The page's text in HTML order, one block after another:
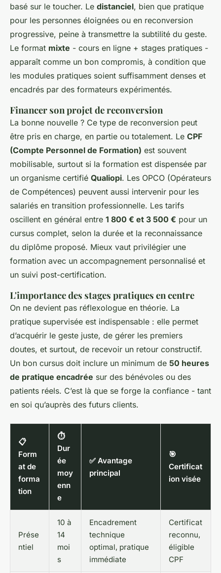
basé sur le toucher. Le distanciel, bien que pratique
pour les personnes éloignées ou en reconversion
progressive, peine à transmettre la subtilité du geste.
Le format mixte - cours en ligne + stages pratiques -
apparaît comme un bon compromis, à condition que
les modules pratiques soient suffisamment denses et
encadrés par des formateurs expérimentés.
Financer son projet de reconversion
La bonne nouvelle ? Ce type de reconversion peut
être pris en charge, en partie ou totalement. Le CPF
(Compte Personnel de Formation) est souvent
mobilisable, surtout si la formation est dispensée par
un organisme certifié Qualiopi. Les OPCO (Opérateurs
de Compétences) peuvent aussi intervenir pour les
salariés en transition professionnelle. Les tarifs
oscillent en général entre 1 800 € et 3 500 € pour un
cursus complet, selon la durée et la reconnaissance
du diplôme proposé. Mieux vaut privilégier une
formation avec un accompagnement personnalisé et
un suivi post-certification.
L'importance des stages pratiques en centre
On ne devient pas réflexologue en théorie. La
pratique supervisée est indispensable : elle permet
d’acquérir le geste juste, de gérer les premiers
doutes, et surtout, de recevoir un retour constructif.
Un bon cursus doit inclure un minimum de 50 heures
de pratique encadrée sur des bénévoles ou des
patients réels. C’est là que se forge la confiance - tant
en soi qu’auprès des futurs clients.
📋
Form
at de
forma
tion
⏱
Dur
ée
moy
enn
e
✅ Avantage
principal
🎯
Certificat
ion visée
Prése
ntiel
10 à
14
moi
s
Encadrement
technique
optimal, pratique
immédiate
Certificat
reconnu,
éligible
CPF